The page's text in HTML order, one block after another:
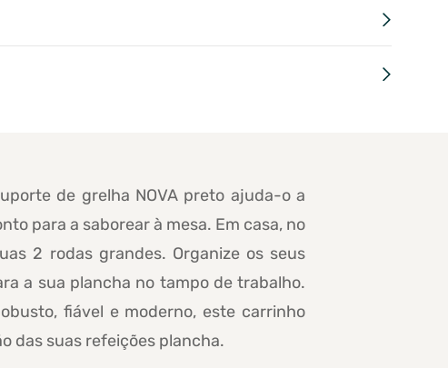
de grelha NOVA preto ajuda-o a
para a saborear à mesa. Em casa, no
2 rodas grandes. Organize os seus
a sua plancha no tampo de trabalho.
fiável e moderno, este carrinho
das suas refeições plancha.